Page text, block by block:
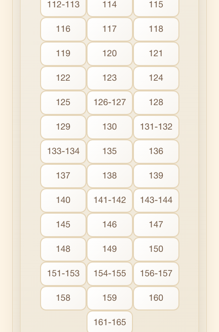
112-113 114 115
116 117 118
119 120 121
122 123 124
125 126-127 128
129 130 131-132
133-134 135 136
137 138 139
140 141-142 143-144
145 146 147
148 149 150
151-153 154-155 156-157
158 159 160
161-165